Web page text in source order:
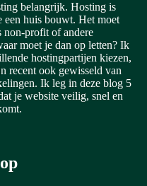
belangrijk. Hosting is
een huis bouwt. Het moet
non-profit of andere
moet je dan op letten? Ik
hostingpartijen kiezen,
recent ook gewisseld van
Ik leg in deze blog 5
je website veilig, snel en